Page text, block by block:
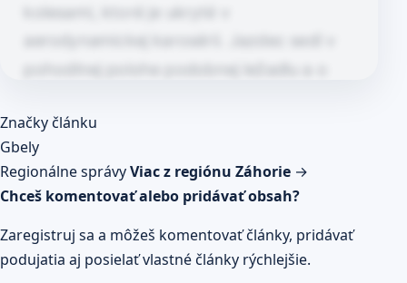
Článok pokračuje po kliknutí
Značky článku
Gbely
Regionálne správyViac z regiónu Záhorie →
Chceš komentovať alebo pridávať obsah?
Zaregistruj sa a môžeš komentovať články, pridávať
podujatia aj posielať vlastné články rýchlejšie.